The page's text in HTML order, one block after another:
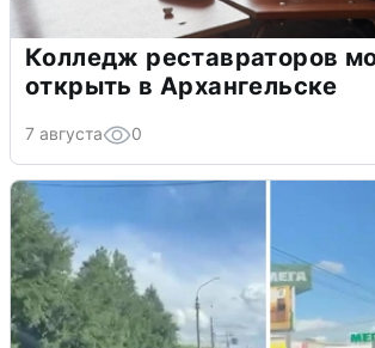
Колледж реставраторов
открыть в Архангельске
7 августа 0